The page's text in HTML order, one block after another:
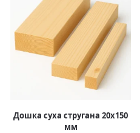
Дошка суха стругана 20х150
мм